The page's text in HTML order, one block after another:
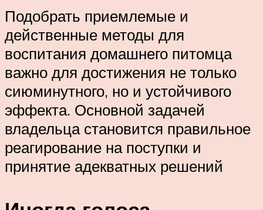
Подобрать приемлемые и
действенные методы для
воспитания домашнего питомца
важно для достижения не только
сиюминутного, но и устойчивого
эффекта. Основной задачей
владельца становится правильное
реагирование на поступки и
принятие адекватных решений